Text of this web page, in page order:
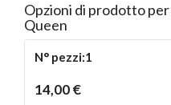
Opzioni di prodotto
Queen
N° pezzi:1
14,00 €